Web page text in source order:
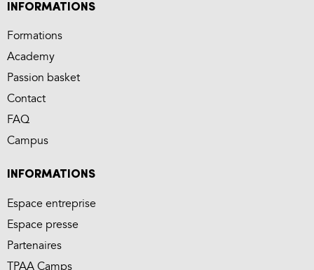
INFORMATIONS
Formations
Academy
Passion basket
Contact
FAQ
Campus
INFORMATIONS
Espace entreprise
Espace presse
Partenaires